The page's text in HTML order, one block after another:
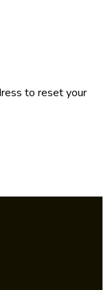
to reset your